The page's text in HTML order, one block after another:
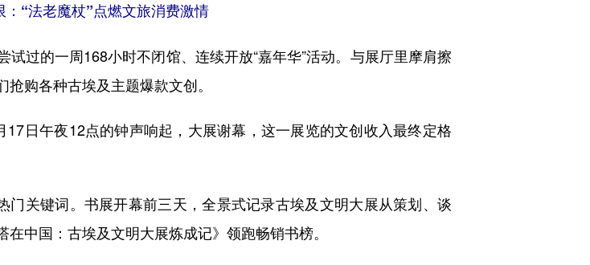
：“法老魔杖”点燃文旅消费激情
的一周168小时不闭馆、连续开放“嘉年华”活动。与展厅里摩肩擦
购各种古埃及主题爆款文创。
日午夜12点的钟声响起，大展谢幕，这一展览的文创收入最终定格
关键词。书展开幕前三天，全景式记录古埃及文明大展从策划、谈
中国：古埃及文明大展炼成记》领跑畅销书榜。